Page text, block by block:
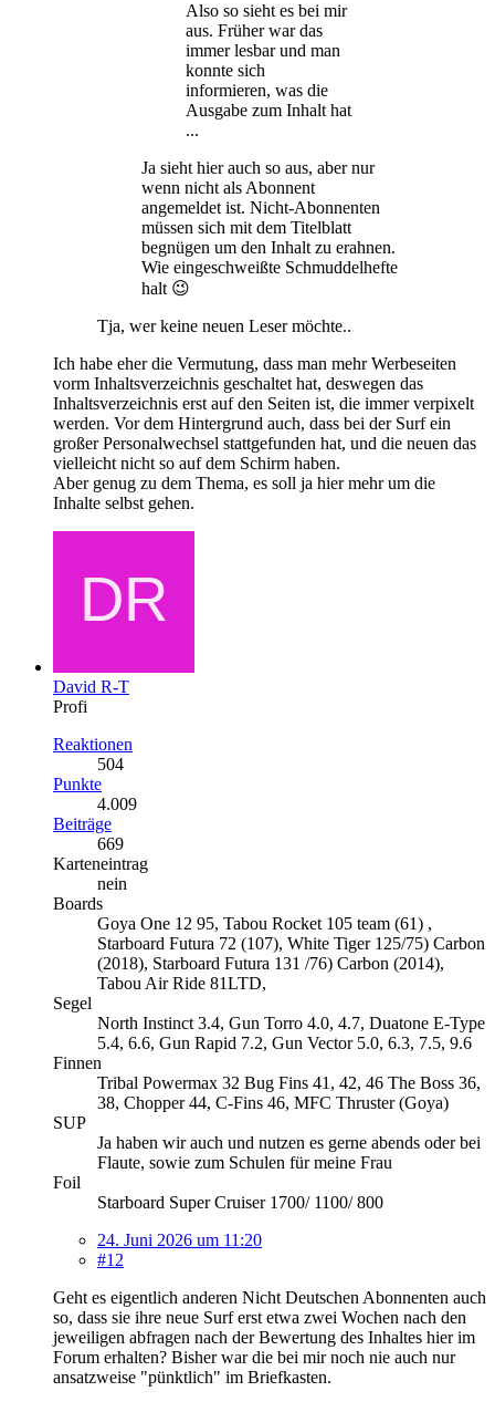
Also so sieht es bei mir
aus. Früher war das
immer lesbar und man
konnte sich
informieren, was die
Ausgabe zum Inhalt hat
...
Ja sieht hier auch so aus, aber nur
wenn nicht als Abonnent
angemeldet ist. Nicht-Abonnenten
müssen sich mit dem Titelblatt
begnügen um den Inhalt zu erahnen.
Wie eingeschweißte Schmuddelhefte
halt 😉
Tja, wer keine neuen Leser möchte..
Ich habe eher die Vermutung, dass man mehr Werbeseiten
vorm Inhaltsverzeichnis geschaltet hat, deswegen das
Inhaltsverzeichnis erst auf den Seiten ist, die immer verpixelt
werden. Vor dem Hintergrund auch, dass bei der Surf ein
großer Personalwechsel stattgefunden hat, und die neuen das
vielleicht nicht so auf dem Schirm haben.
Aber genug zu dem Thema, es soll ja hier mehr um die
Inhalte selbst gehen.
David R-T
Profi
Reaktionen
504
Punkte
4.009
Beiträge
669
Karteneintrag
nein
Boards
Goya One 12 95, Tabou Rocket 105 team (61) ,
Starboard Futura 72 (107), White Tiger 125/75) Carbon
(2018), Starboard Futura 131 /76) Carbon (2014),
Tabou Air Ride 81LTD,
Segel
North Instinct 3.4, Gun Torro 4.0, 4.7, Duatone E-Type
5.4, 6.6, Gun Rapid 7.2, Gun Vector 5.0, 6.3, 7.5, 9.6
Finnen
Tribal Powermax 32 Bug Fins 41, 42, 46 The Boss 36,
38, Chopper 44, C-Fins 46, MFC Thruster (Goya)
SUP
Ja haben wir auch und nutzen es gerne abends oder bei
Flaute, sowie zum Schulen für meine Frau
Foil
Starboard Super Cruiser 1700/ 1100/ 800
24. Juni 2026 um 11:20
#12
Geht es eigentlich anderen Nicht Deutschen Abonnenten auch
so, dass sie ihre neue Surf erst etwa zwei Wochen nach den
jeweiligen abfragen nach der Bewertung des Inhaltes hier im
Forum erhalten? Bisher war die bei mir noch nie auch nur
ansatzweise "pünktlich" im Briefkasten.